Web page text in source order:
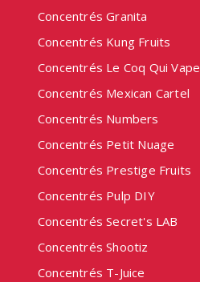
Concentrés Granita
Concentrés Kung Fruits
Concentrés Le Coq Qui Vape
Concentrés Mexican Cartel
Concentrés Numbers
Concentrés Petit Nuage
Concentrés Prestige Fruits
Concentrés Pulp DIY
Concentrés Secret's LAB
Concentrés Shootiz
Concentrés T-Juice